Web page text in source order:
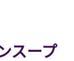
スープ